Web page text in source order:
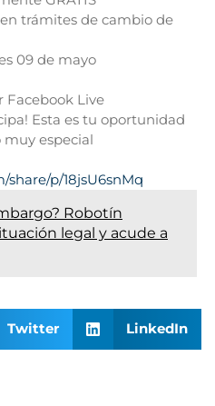
trámites de cambio de
09 de mayo
Facebook Live
Esta es tu oportunidad
especial
p/18jsU6snMq
Robotín
legal y acude a
Twitter LinkedIn